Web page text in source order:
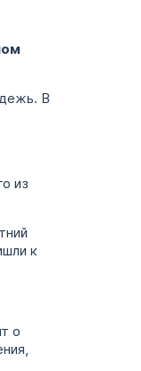
В
из
к
о